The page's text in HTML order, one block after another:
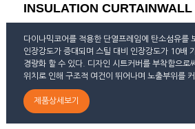
INSULATION CURTAINWALL
다이나믹코어를 적용한 단열프레임에 탄소섬유를
인장강도가 증대되며 스틸 대비 인장강도가 10배
경량화 할 수 있다. 디자인 시트커버를 부착함으
위치로 인해 구조적 여건이 뛰어나며 노출부위를
제품상세보기